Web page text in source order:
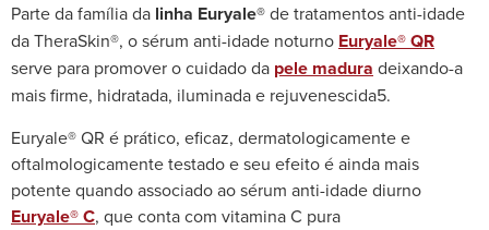
Parte da família da linha Euryale®de tratamentos anti-idade
da TheraSkin®, o sérum anti-idade noturno Euryale® QR
serve para promover o cuidado da pele madura deixando-a
mais firme, hidratada, iluminada e rejuvenescida5.
Euryale® QR é prático, eficaz, dermatologicamente e
oftalmologicamente testado e seu efeito é ainda mais
potente quando associado ao sérum anti-idade diurno
Euryale® C, que conta com vitamina C pura